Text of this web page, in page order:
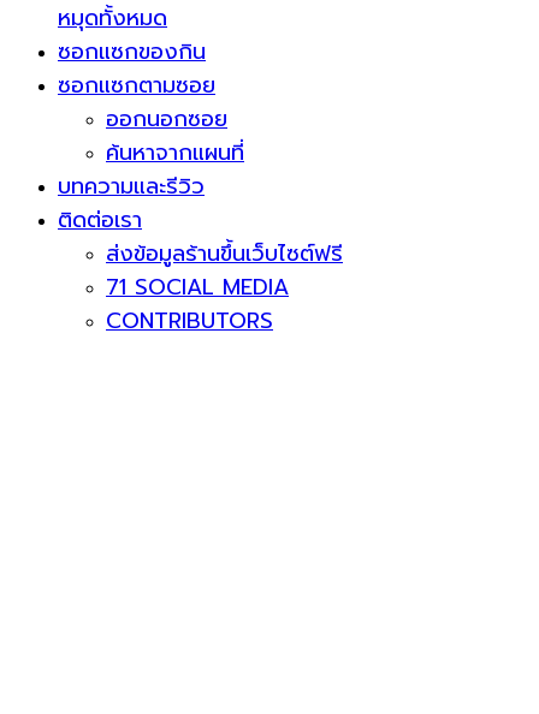
หมุดทั้งหมด
ซอกแซกของกิน
ซอกแซกตามซอย
ออกนอกซอย
ค้นหาจากแผนที่
บทความและรีวิว
ติดต่อเรา
ส่งข้อมูลร้านขึ้นเว็บไซต์ฟรี
71 SOCIAL MEDIA
CONTRIBUTORS